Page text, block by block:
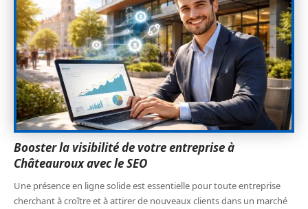
Booster la visibilité de votre entreprise à
Châteauroux avec le SEO
Une présence en ligne solide est essentielle pour toute entreprise
cherchant à croître et à attirer de nouveaux clients dans un marché